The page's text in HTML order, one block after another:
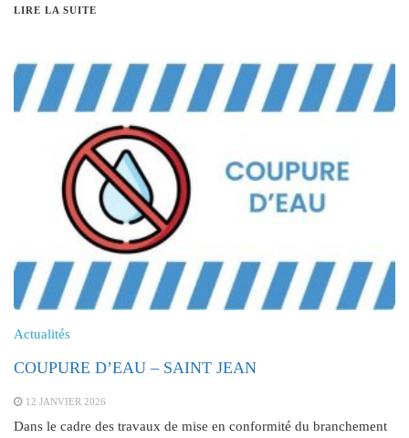
LIRE LA SUITE
Actualités
COUPURE D’EAU – SAINT JEAN
12 JANVIER 2026
Dans le cadre des travaux de mise en conformité du branchement